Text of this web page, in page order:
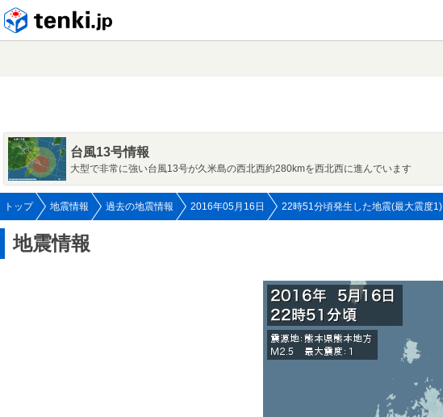
台風13号情報
大型で非常に強い台風13号が久米島の西北西約280kmを西北西に進んでいます
トップ 地震情報 過去の地震情報 2016年05月16日 22時51分頃発生した地震(最大震度1)
地震情報